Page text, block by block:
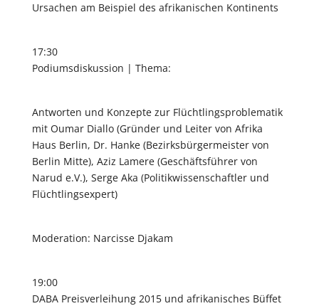
Ursachen am Beispiel des afrikanischen Kontinents
17:30
Podiumsdiskussion | Thema:
Antworten und Konzepte zur Flüchtlingsproblematik
mit Oumar Diallo (Gründer und Leiter von Afrika
Haus Berlin, Dr. Hanke (Bezirksbürgermeister von
Berlin Mitte), Aziz Lamere (Geschäftsführer von
Narud e.V.), Serge Aka (Politikwissenschaftler und
Flüchtlingsexpert)
Moderation: Narcisse Djakam
19:00
DABA Preisverleihung 2015 und afrikanisches Büffet